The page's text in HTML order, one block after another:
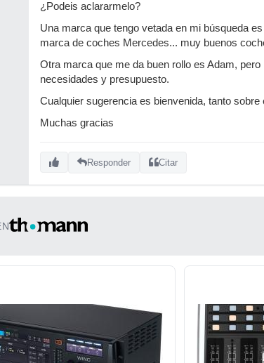
¿Podeis aclararmelo?
Una marca que tengo vetada en mi búsqueda
marca de coches Mercedes... muy buenos
Otra marca que me da buen rollo es Adam,
necesidades y presupuesto.
Cualquier sugerencia es bienvenida, tanto
Muchas gracias
Responder Citar